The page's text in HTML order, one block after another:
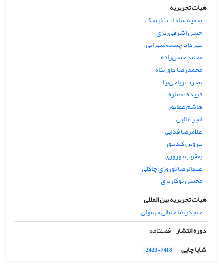
هیات تحریریه
سمیه سادات آخیشک
حسن اشرفی‌ریزی
مهرداد چشمه‌سهرابی
محمد حسن‌زاده
محمدرضا داورپناه
نصرت ریاحی‌نیا
فریده عصاره
هاشم عطاپور
امیر غائبی
غلامرضا فدایی
پـروین کـدیـور
یعقوب نوروزی
عبدالرضا نوروزی چاکلی
محسن نوکاریزی
هیات تحریریه بین المللی
حمیدرضا جمالی مهموئی
دوره انتشار فصلنامه
شاپا چاپی
2423-7418